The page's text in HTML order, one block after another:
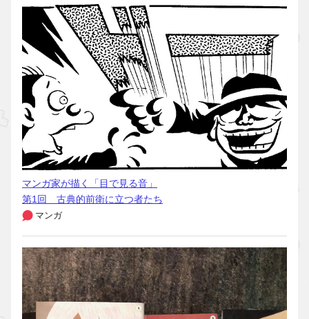
マンガ家が描く「目で見る音」
第1回 古典的前衛に立つ者たち
マンガ